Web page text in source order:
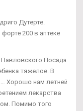
Дутерте.
200 в аптеке
Посада
тяжелое. В
Хорошо нам летней
лекарства
Помимо того